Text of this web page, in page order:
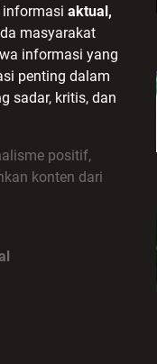
aktual,
masyarakat
informasi yang
penting dalam
sadar, kritis, dan
positif,
konten dari